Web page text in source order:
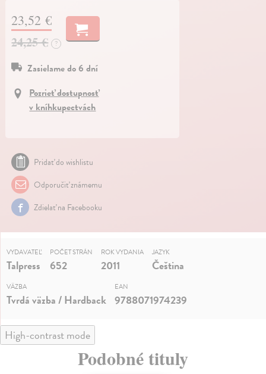
23,52 €
24,25 € ?
Zasielame do 6 dní
Pozrieť dostupnosť
v kníhkupectvách
Pridať do wishlistu
Odporučiť známemu
Zdielať na Facebooku
VYDAVATEĽ
Talpress
POČET STRÁN
652
ROK VYDANIA
2011
JAZYK
Čeština
VÄZBA
Tvrdá väzba / Hardback
EAN
9788071974239
High-contrast mode
Podobné tituly